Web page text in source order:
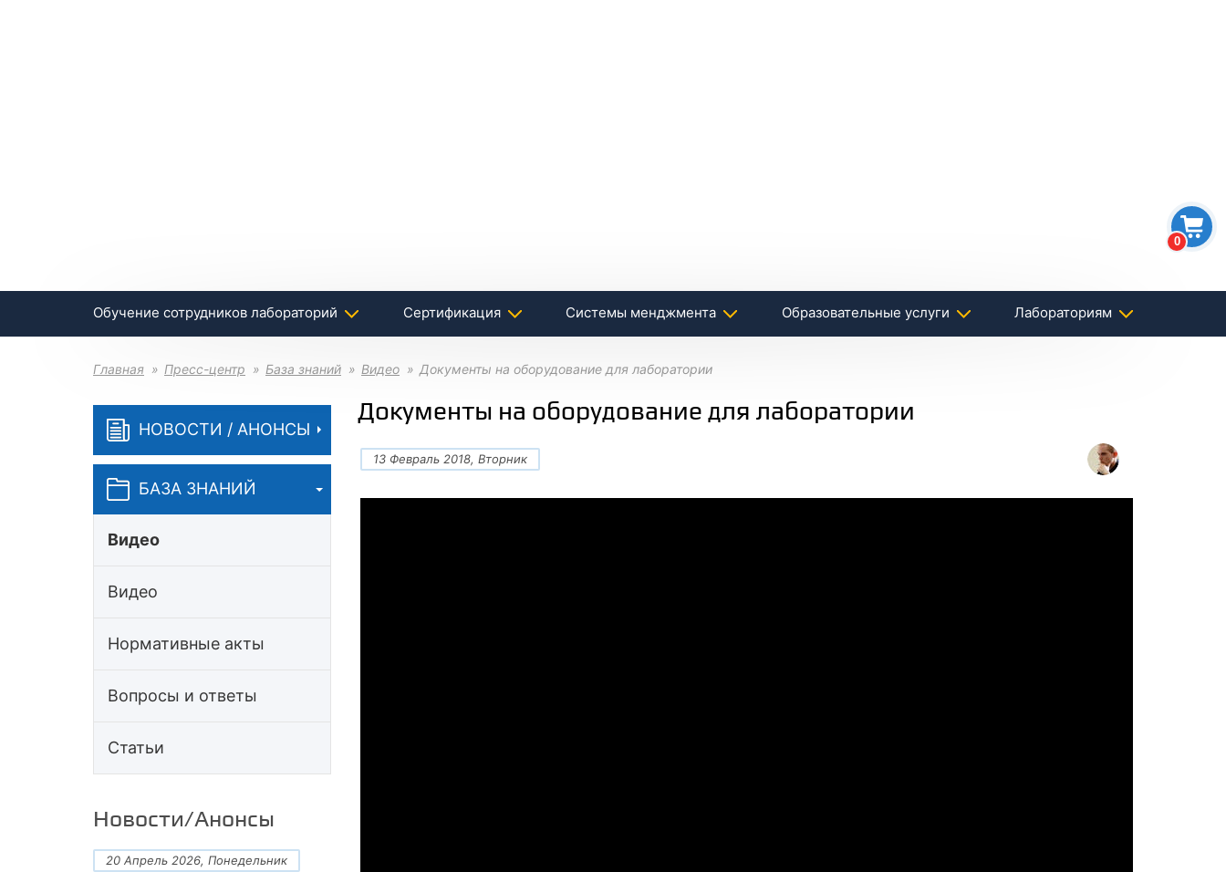
0
Обучение сотрудников лабораторий Сертификация Системы менджмента Образовательные услуги Лабораториям
Главная Пресс-центр База знаний Видео Документы на оборудование для лаборатории
НОВОСТИ / АНОНСЫ
БАЗА ЗНАНИЙ
Видео
Видео
Нормативные акты
Вопросы и ответы
Статьи
Новости/Анонсы
20 Апрель 2026, Понедельник
Документы на оборудование для лаборатории
13 Февраль 2018, Вторник